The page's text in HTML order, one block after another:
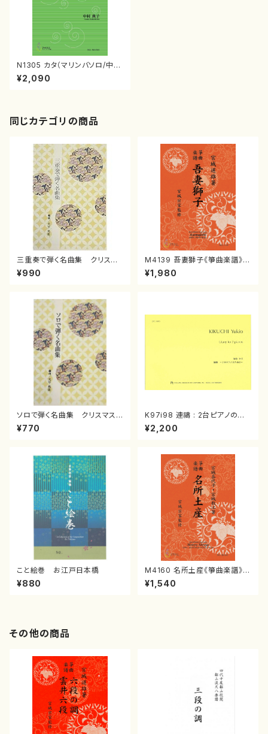
N1305 カタ（マリンバソロ/中村
典子/楽譜）
¥2,090
同じカテゴリの商品
三重奏で弾く名曲集 クリスマ
スメドレー( 箏2/大平光美 編
曲/楽譜）
¥990
M4139 吾妻獅子《箏曲楽譜》
（箏/宮城道雄著・宮城宗家監修/
箏曲古典楽譜）
¥1,980
ソロで弾く名曲集 クリスマス・
イブ／恋人がサンタクロース(
箏独奏 /大平光美 編曲/楽
¥770
K97i98 連禱 : 2台ピアノのた
めの（2 Pianos / 菊池 幸夫 /
楽譜）
¥2,200
こと絵巻 お江戸日本橋
¥880
M4160 名所土産《箏曲楽譜》
（箏/宮城喜代子・宮城数江著・
宮城宗家監修/箏曲古典楽譜）
¥1,540
その他の商品